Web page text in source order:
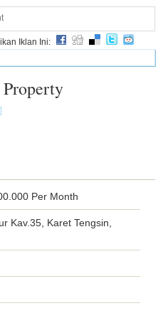
Iklan Ini:
Per Month
Kav.35, Karet Tengsin,